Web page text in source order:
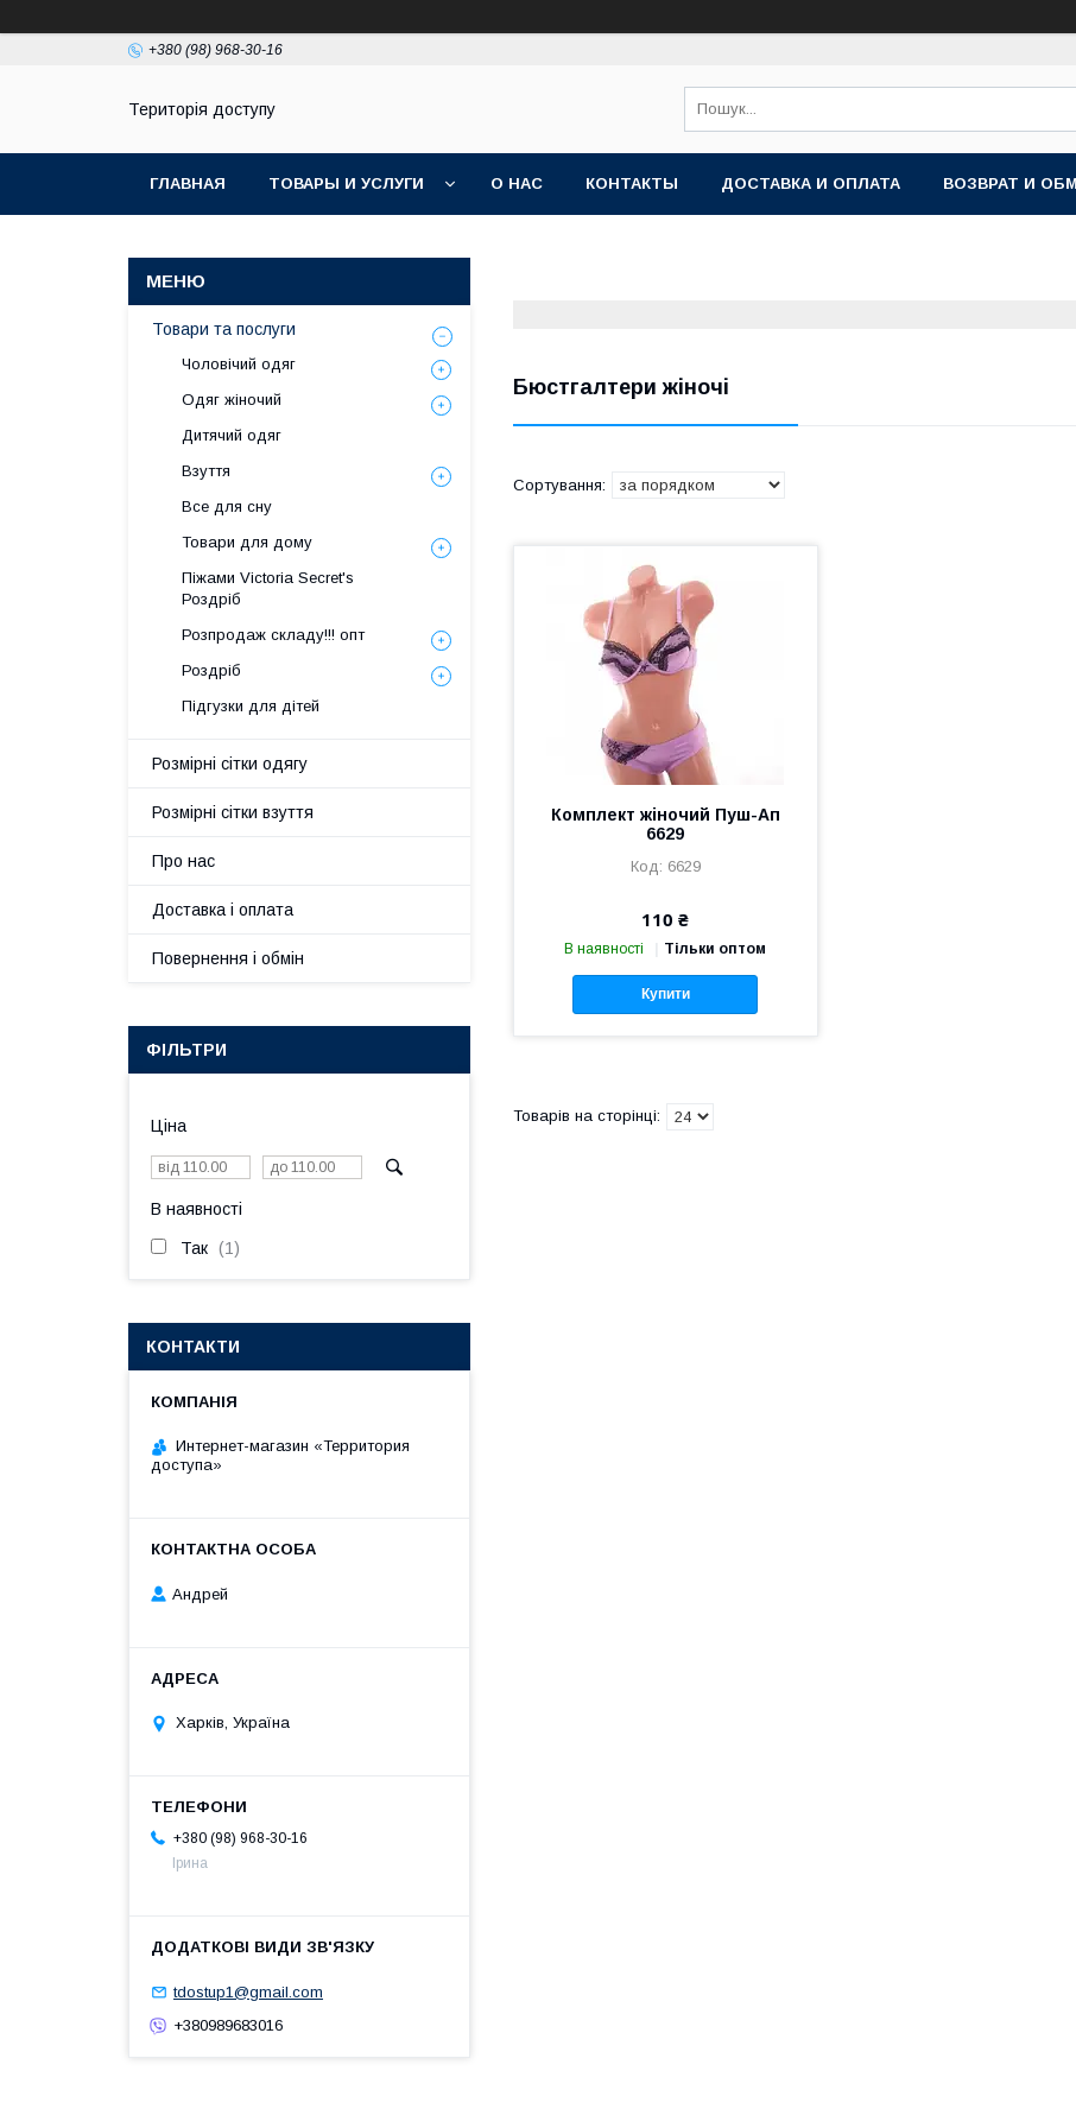
+380 (98) 968-30-16
Територія доступу
ГЛАВНАЯ ТОВАРЫ И УСЛУГИ О НАС КОНТАКТЫ ДОСТАВКА И ОПЛАТА ВОЗВРАТ И
Бюстгалтери жіночі
Комплект жіночий Пуш-Ап
6629
6629
110 ₴
В наявності Тільки оптом
Купити
Товари та послуги
Чоловічий одяг
Одяг жіночий
Дитячий одяг
Взуття
Все для сну
Товари для дому
Піжами Victoria Secret's
Роздріб
Розпродаж складу!!! опт
Роздріб
Підгузки для дітей
Розмірні сітки одягу
Розмірні сітки взуття
Про нас
Доставка і оплата
Повернення і обмін
ФІЛЬТРИ
Ціна
В наявності
Так 1
КОНТАКТИ
Интернет-магазин «Территория
доступа»
Андрей
Харків, Україна
+380 (98) 968-30-16
Ірина
tdostup1@gmail.com
+380989683016